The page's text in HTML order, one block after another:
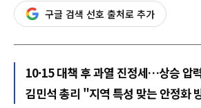
구글 검색 선호 출처로 추가
10·15 대책 후 과열 진정세…상승 압
김민석 총리 "지역 특성 맞는 안정화